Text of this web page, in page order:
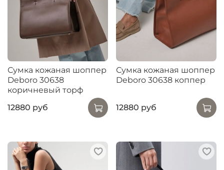
Сумка кожаная шоппер
Deboro 30638
коричневый торф
12880 руб
Сумка кожаная шоппер
Deboro 30638 коппер
12880 руб